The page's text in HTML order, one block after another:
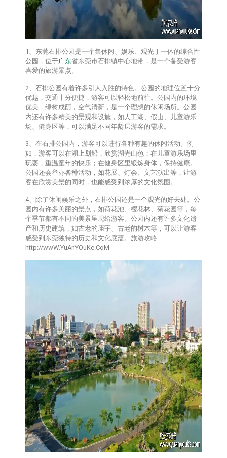
1、东莞石排公园是一个集休闲、娱乐、观光于一体的综合性
公园，位于广东省东莞市石排镇中心地带，是一个备受游客
喜爱的旅游景点。
2、石排公园有着许多引人入胜的特色。公园的地理位置十分
优越，交通十分便捷，游客可以轻松地前往。公园内的环境
优美，绿树成荫，空气清新，是一个理想的休闲场所。公园
内还有许多精美的景观和设施，如人工湖、假山、儿童游乐
场、健身区等，可以满足不同年龄层游客的需求。
3、在石排公园内，游客可以进行各种有趣的休闲活动。例
如，游客可以在湖上划船，欣赏湖光山色；在儿童游乐场里
玩耍，重温童年的快乐；在健身区里锻炼身体，保持健康。
公园还会举办各种活动，如花展、灯会、文艺演出等，让游
客在欣赏美景的同时，也能感受到浓厚的文化氛围。
4、除了休闲娱乐之外，石排公园还是一个观光的好去处。公
园内有许多美丽的景点，如荷花池、樱花林、菊花园等，每
个季节都有不同的美景呈现给游客。公园内还有许多文化遗
产和历史建筑，如古老的庙宇、古老的树木等，可以让游客
感受到东莞独特的历史和文化底蕴。旅游攻略
http://wwW.YuAnYOuKe.CoM